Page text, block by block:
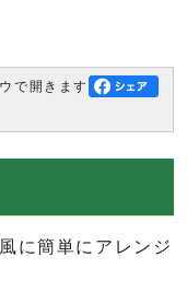
で開きます
に簡単にアレンジ